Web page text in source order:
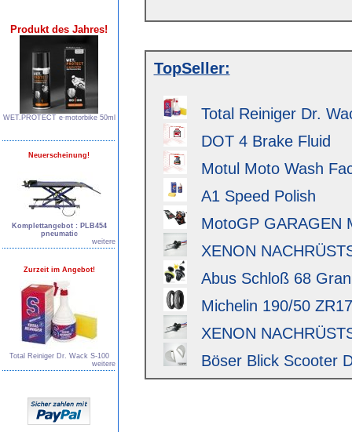
Produkt des Jahres!
WET.PROTECT e∙motorbike 50ml
Neuerscheinung!
Komplettangebot : PLB454
pneumatic
weitere
Zurzeit im Angebot!
Total Reiniger Dr. Wack S-100
weitere
TopSeller:
Total Reiniger Dr.
DOT 4 Brake Fluid
Motul Moto Wash
A1 Speed Polish
MotoGP GARAGEN
XENON
Abus Schloß 68
Michelin 190/50
XENON
Böser Blick Scooter